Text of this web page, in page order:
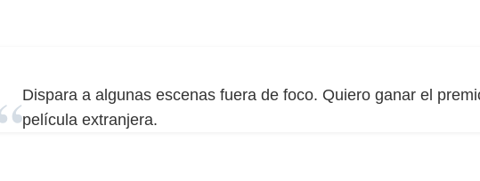
Dispara a algunas escenas fuera de foco. Quiero ganar el
película extranjera.